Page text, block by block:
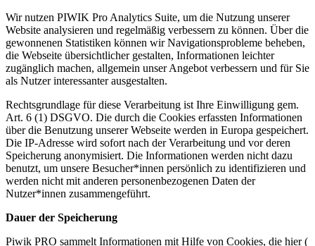
Wir nutzen PIWIK Pro Analytics Suite, um die Nutzung unserer
Website analysieren und regelmäßig verbessern zu können. Über die
gewonnenen Statistiken können wir Navigationsprobleme beheben,
die Webseite übersichtlicher gestalten, Informationen leichter
zugänglich machen, allgemein unser Angebot verbessern und für Sie
als Nutzer interessanter ausgestalten.
Rechtsgrundlage für diese Verarbeitung ist Ihre Einwilligung gem.
Art. 6 (1) DSGVO. Die durch die Cookies erfassten Informationen
über die Benutzung unserer Webseite werden in Europa gespeichert.
Die IP-Adresse wird sofort nach der Verarbeitung und vor deren
Speicherung anonymisiert. Die Informationen werden nicht dazu
benutzt, um unsere Besucher*innen persönlich zu identifizieren und
werden nicht mit anderen personenbezogenen Daten der
Nutzer*innen zusammengeführt.
Dauer der Speicherung
Piwik PRO sammelt Informationen mit Hilfe von Cookies, die hier (